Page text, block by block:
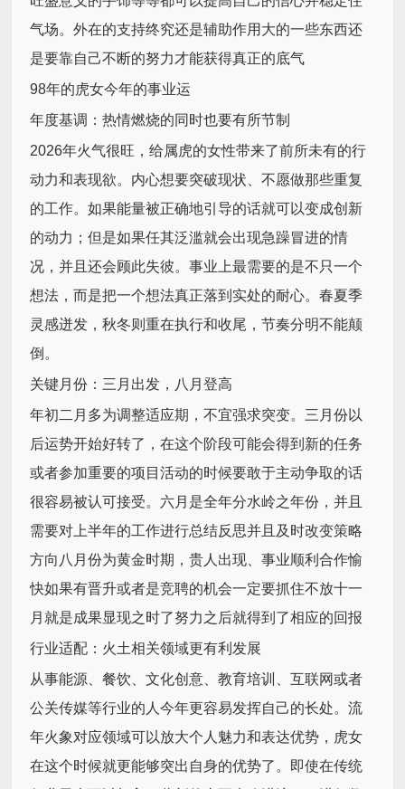
气场。外在的支持终究还是辅助作用大的一些东西还
是要靠自己不断的努力才能获得真正的底气
98年的虎女今年的事业运
年度基调：热情燃烧的同时也要有所节制
2026年火气很旺，给属虎的女性带来了前所未有的行
动力和表现欲。内心想要突破现状、不愿做那些重复
的工作。如果能量被正确地引导的话就可以变成创新
的动力；但是如果任其泛滥就会出现急躁冒进的情
况，并且还会顾此失彼。事业上最需要的是不只一个
想法，而是把一个想法真正落到实处的耐心。春夏季
灵感迸发，秋冬则重在执行和收尾，节奏分明不能颠
倒。
关键月份：三月出发，八月登高
年初二月多为调整适应期，不宜强求突变。三月份以
后运势开始好转了，在这个阶段可能会得到新的任务
或者参加重要的项目活动的时候要敢于主动争取的话
很容易被认可接受。六月是全年分水岭之年份，并且
需要对上半年的工作进行总结反思并且及时改变策略
方向八月份为黄金时期，贵人出现、事业顺利合作愉
快如果有晋升或者是竞聘的机会一定要抓住不放十一
月就是成果显现之时了努力之后就得到了相应的回报
行业适配：火土相关领域更有利发展
从事能源、餐饮、文化创意、教育培训、互联网或者
公关传媒等行业的人今年更容易发挥自己的长处。流
年火象对应领域可以放大个人魅力和表达优势，虎女
在这个时候就更能够突出自身的优势了。即使在传统